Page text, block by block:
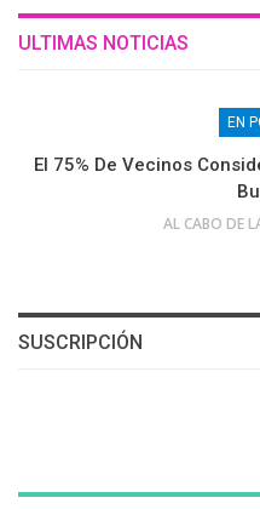
ULTIMAS NOTICIAS
EN
El 75% De Vecinos
SUSCRIPCIÓN